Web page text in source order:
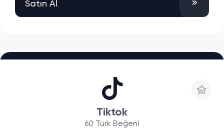
Satın Al
Tiktok
60 Türk Beğeni